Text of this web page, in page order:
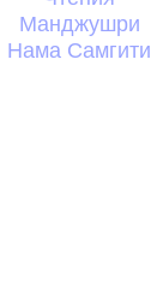
Манджушри
Нама Самгити